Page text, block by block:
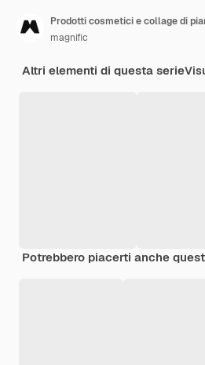
Prodotti cosmetici e collage di
magnific
Altri elementi di questa serie
Potrebbero piacerti anche